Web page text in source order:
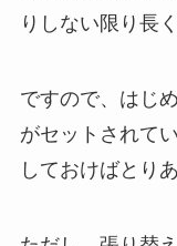
りしない限り長
ですので、はじ
がセットされて
しておけばとり